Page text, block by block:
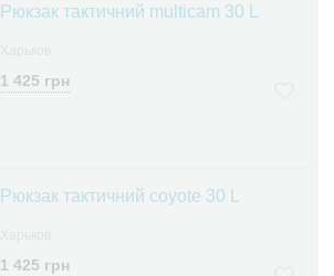
Рюкзак тактичний multicam 30 L
1 425 грн
Рюкзак тактичний coyote 30 L
1 425 грн